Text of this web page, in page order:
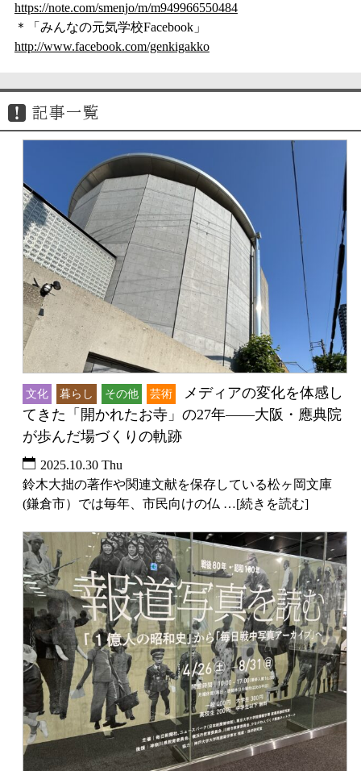
https://note.com/smenjo/m/m949966550484
＊「みんなの元気学校Facebook」
http://www.facebook.com/genkigakko
記事一覧
文化 暮らし その他 芸術
メディアの変化を体感し
てきた「開かれたお寺」の27年――大阪・應典院
が歩んだ場づくりの軌跡
2025.10.30 Thu
鈴木大拙の著作や関連文献を保存している松ヶ岡文庫
(鎌倉市）では毎年、市民向けの仏 …[続きを読む]